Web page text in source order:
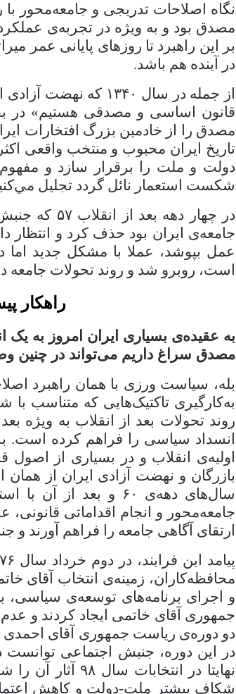
نگاه اصلاحات تدریجی و جامعه‌محور
مصدق بود و به ویژه در تجربه‌ی
بر این راهبرد تا روزهای پایانی عمر
در آینده هم باشد.
از جمله در سال ۱۳۴۰ که نهضت آزادی
قانون اساسی و مصدقی هستیم» در
مصدق را از خادمين بزرگ افتخارات
تاريخ ايران محبوب و منتخب واقعی
دولت و ملت را برقرار سازد و مفهوم
شكست استعمار نائل گردد تجليل
در چهار دهه بعد از انقلاب۵۷ که
جامعه‌ی ایران بود حذف کرد و انتظار
عمل بپوشد، عملا با مشکل جدید اما
است، روبرو شد و روند تحولات
راهکار
به عقیده‌ی بسیاری ایران امروز به
مصدق سراغ داریم می‌تواند در چنین
بله، سیاست ورزی با همان راهبرد
به‌کارگیری تاکتیک‌هایی که متناسب
روند تحولات بعد از انقلاب به ویژه
انسداد سیاسی را فراهم کرده است.
اولیه‌ی انقلاب و در بسیاری از
بازرگان و نهضت آزادی ایران از
سال‌های دهه‌ی
۶۰ و بعد از آن با
جامعه‌محور و انجام اقداماتی
ارتقای آگاهی جامعه را فراهم آورند و
پیامد این فرایند، در دوم خرداد سال ۷۶
محافظه‌کاران، زمینه‌ی انتخاب آقای
و اجرای برنامه‌های توسعه‌ی سیاسی،
جمهوری آقای خاتمی ایجاد کردند و
دو دوره‌ی ریاست جمهوری آقای احمدی
در این دوره، جنبش اجتماعی
نهایتا در انتخابات سال ۹۸ آثار آن را
شکاف بیشتر ملت-دولت و کاهش